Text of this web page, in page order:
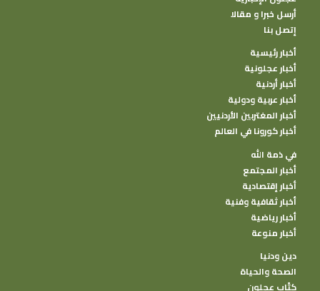
أرسل خبرا و مقالا
إتصل بنا
أخبار رئيسية
أخبار عجلونية
أخبار أردنية
أخبار عربية ودولية
أخبار المغتربين الأردنيين
أخبار كورونا في العالم
في ذمة الله
أخبار المجتمع
أخبار إقتصادية
أخبار ثقافية وفنية
أخبار رياضية
أخبار منوعة
دين ودنيا
الصحة والحياة
كتًاب عجلون